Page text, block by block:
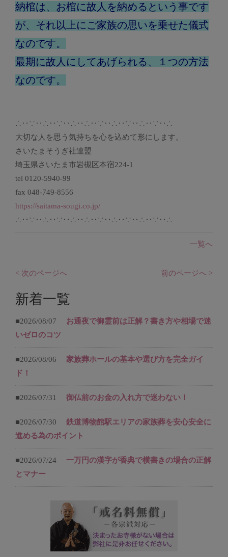
納棺は、お棺に故人を納めるという事です
が、それ以上にご家族の思いを乗せた儀式
なのです。
最期に故人にしてあげられる、１つの方法
なのです。
∴‥∵‥∴‥∵‥∴‥∴‥∵‥∴‥∵‥∴‥∵‥∴
大切な人を思う気持ちを心を込めて形にします。
さいたまそうぎ社連盟
埼玉県さいたま市岩槻区本宿224-1
tel 0120-5940-99
fax 048-749-8556
https://saitama-sougi.co.jp/
∴‥∵‥∴‥∵‥∴‥∴‥∵‥∴‥∵‥∴‥∵‥∴
一覧へ
< 次のページへ 前のページへ >
新着一覧
■2026/08/07
お通夜で御霊前は正解？書き方や相場で迷
いゼロのコツ
■2026/08/06
家族葬ホールの基本や選び方を完全ガイ
ド！
■2026/07/31 御仏前のお金の入れ方で迷わない！
■2026/07/30
鉄道博物館駅エリアの家族葬を安心安全に
進める為のポイント
■2026/07/24
一万円の漢字が香典で横書きの場合の正解
とマナー